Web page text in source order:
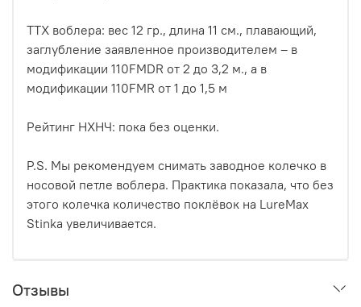
ТТХ воблера: вес 12 гр., длина 11 см., плавающий,
заглубление заявленное производителем – в
модификации 110FMDR от 2 до 3,2 м., а в
модификации 110FMR от 1 до 1,5 м
Рейтинг НХНЧ: пока без оценки.
P.S. Мы рекомендуем снимать заводное колечко в
носовой петле воблера. Практика показала, что без
этого колечка количество поклёвок на LureMax
Stinka увеличивается.
Отзывы